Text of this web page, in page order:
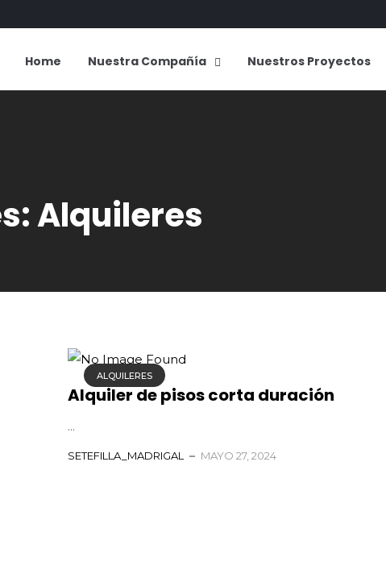
Home Nuestra Compañía Nuestros Proyectos
Alquileres
ALQUILERES
Alquiler de pisos corta duración
...
SETEFILLA_MADRIGAL MAYO 27, 2024